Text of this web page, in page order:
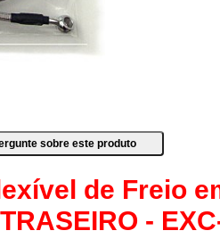
de Freio
-